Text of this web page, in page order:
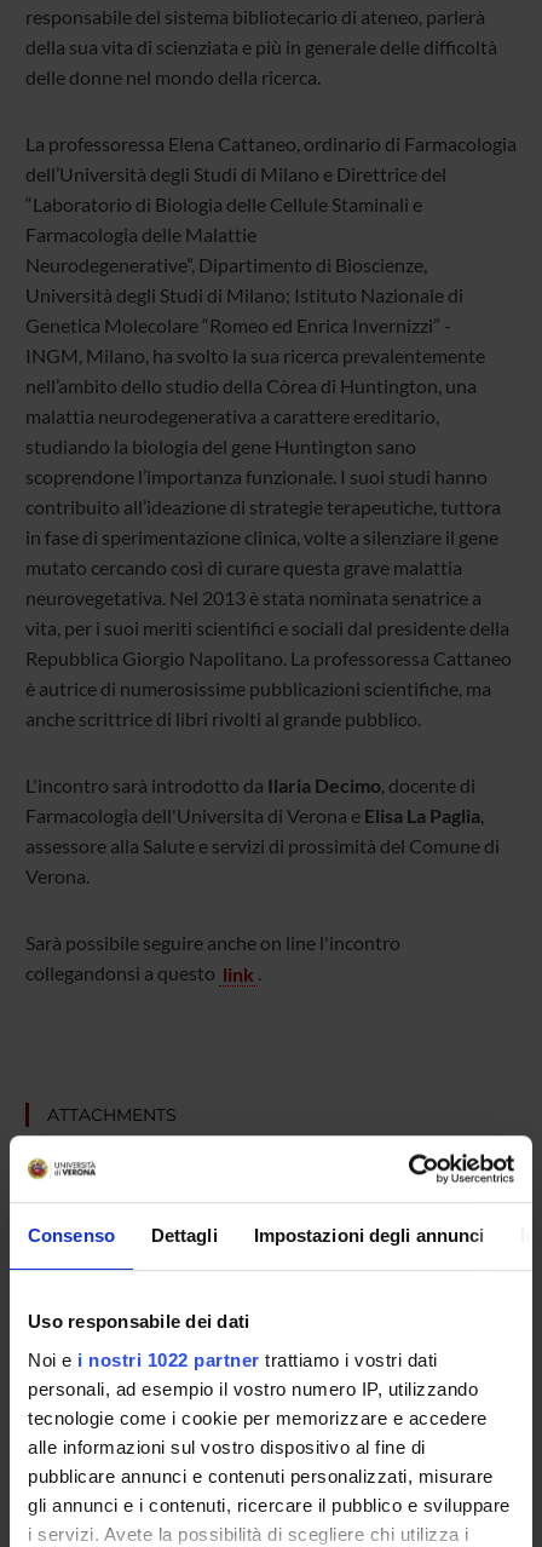
Consenso Dettagli Impostazioni degli annunci
Uso responsabile dei dati
Noi e i nostri 1022 partner trattiamo i vostri dati
personali, ad esempio il vostro numero IP, utilizzando
tecnologie come i cookie per memorizzare e accedere
alle informazioni sul vostro dispositivo al fine di
pubblicare annunci e contenuti personalizzati, misurare
gli annunci e i contenuti, ricercare il pubblico e sviluppare
i servizi. Avete la possibilità di scegliere chi utilizza i
responsabile del sistema bibliotecario di ateneo, parlerà
della sua vita di scienziata e più in generale delle difficoltà
delle donne nel mondo della ricerca.
La professoressa Elena Cattaneo, ordinario di Farmacologia
dell’Università degli Studi di Milano e Direttrice del
“Laboratorio di Biologia delle Cellule Staminali e
Farmacologia delle Malattie
Neurodegenerative”, Dipartimento di Bioscienze,
Università degli Studi di Milano; Istituto Nazionale di
Genetica Molecolare “Romeo ed Enrica Invernizzi” -
INGM, Milano, ha svolto la sua ricerca prevalentemente
nell’ambito dello studio della Còrea di Huntington, una
malattia neurodegenerativa a carattere ereditario,
studiando la biologia del gene Huntington sano
scoprendone l’importanza funzionale. I suoi studi hanno
contribuito all’ideazione di strategie terapeutiche, tuttora
in fase di sperimentazione clinica, volte a silenziare il gene
mutato cercando così di curare questa grave malattia
neurovegetativa. Nel 2013 è stata nominata senatrice a
vita, per i suoi meriti scientifici e sociali dal presidente della
Repubblica Giorgio Napolitano. La professoressa Cattaneo
è autrice di numerosissime pubblicazioni scientifiche, ma
anche scrittrice di libri rivolti al grande pubblico.
L'incontro sarà introdotto da Ilaria Decimo, docente di
Farmacologia dell'Universita di Verona e Elisa La Paglia,
assessore alla Salute e servizi di prossimità del Comune di
Verona.
Sarà possibile seguire anche on line l'incontro
collegandonsi a questo link .
ATTACHMENTS
Programma dell'evento con Elena Cattaneo
(pdf, it, 1033 KB, 24/09/25)
Roberto Leone
Department
Diagnostics and Public Health
Location
Aula Caprioli del palazzo di Lettere Nuovo
Number of days
1